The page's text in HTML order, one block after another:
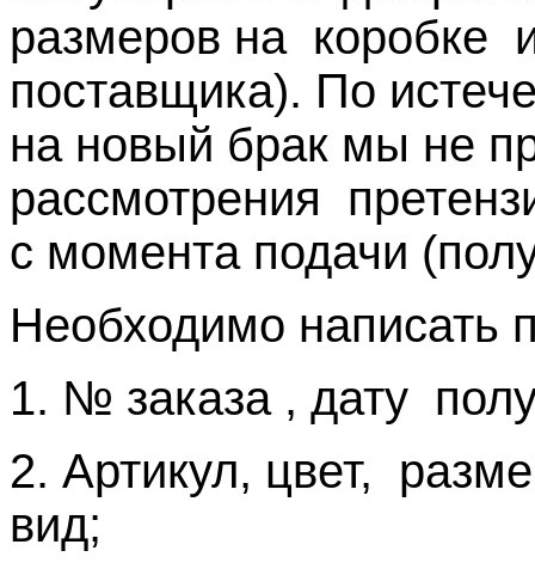
размеров на коробке
поставщика). По
на новый брак мы не
рассмотрения
с момента подачи
Необходимо написать
1. № заказа , дату
2. Артикул, цвет,
вид;